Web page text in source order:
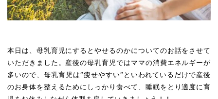
本日は、母乳育児にするとやせるのかについてのお話をさせて
いただきました。産後の母乳育児ではママの消費エネルギーが
多いので、母乳育児は”痩せやすい”といわれているだけで産後
のお身体を整えるためにしっかり食べて、睡眠をとり適度に育